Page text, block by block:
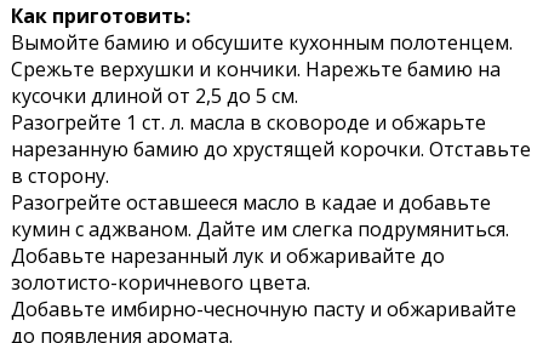
Как приготовить:
Вымойте бамию и обсушите кухонным полотенцем.
Срежьте верхушки и кончики. Нарежьте бамию на
кусочки длиной от 2,5 до 5 см.
Разогрейте 1 ст. л. масла в сковороде и обжарьте
нарезанную бамию до хрустящей корочки. Отставьте
в сторону.
Разогрейте оставшееся масло в кадае и добавьте
кумин с аджваном. Дайте им слегка подрумяниться.
Добавьте нарезанный лук и обжаривайте до
золотисто-коричневого цвета.
Добавьте имбирно-чесночную пасту и обжаривайте
до появления аромата.